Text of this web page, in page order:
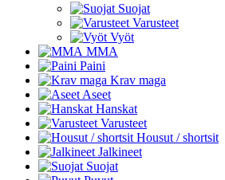
Suojat
Varusteet
Vyöt
MMA
Paini
Krav maga
Aseet
Hanskat
Varusteet
Housut / shortsit
Jalkineet
Suojat